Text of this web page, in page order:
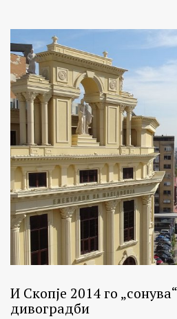
И Скопје 2014 го
дивоградби